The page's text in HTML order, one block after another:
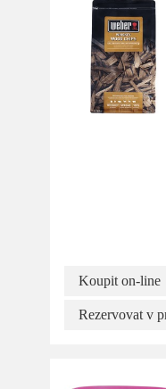
Koupit on-line
Rezervovat v